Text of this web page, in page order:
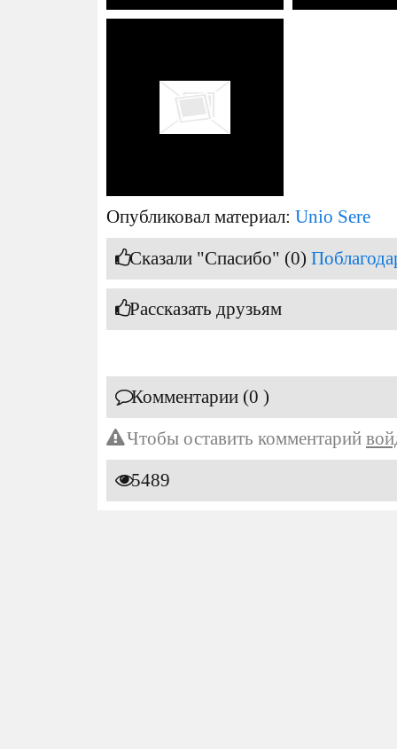
Опубликовал материал: Unio Sere
Сказали "Спасибо" (0)
Рассказать друзьям
Комментарии (0 )
Чтобы оставить комментарий
5489